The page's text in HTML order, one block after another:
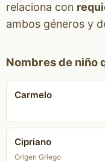
relaciona con
ambos géneros y
Nombres de niño
Carmelo
Cipriano
Origen Griego